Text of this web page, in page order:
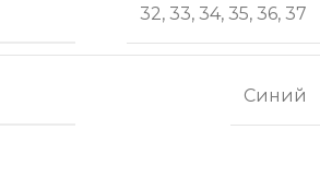
32, 33, 34, 35, 36, 37
Синий